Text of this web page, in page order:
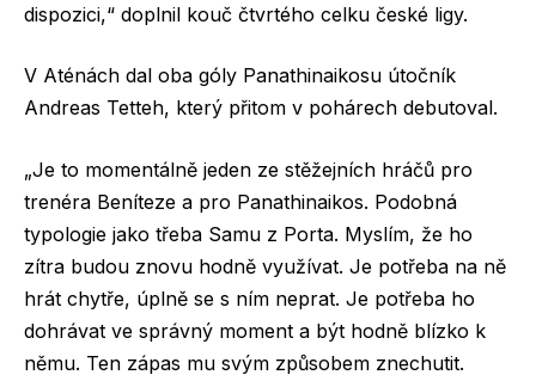
dispozici,“ doplnil kouč čtvrtého celku české ligy.
V Aténách dal oba góly Panathinaikosu útočník
Andreas Tetteh, který přitom v pohárech debutoval.
„Je to momentálně jeden ze stěžejních hráčů pro
trenéra Beníteze a pro Panathinaikos. Podobná
typologie jako třeba Samu z Porta. Myslím, že ho
zítra budou znovu hodně využívat. Je potřeba na ně
hrát chytře, úplně se s ním neprat. Je potřeba ho
dohrávat ve správný moment a být hodně blízko k
němu. Ten zápas mu svým způsobem znechutit.